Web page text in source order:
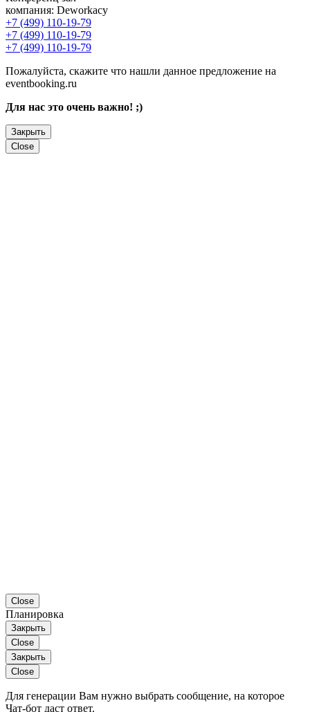
компания: Deworkacy
+7 (499) 110-19-79
+7 (499) 110-19-79
+7 (499) 110-19-79
Пожалуйста, скажите что нашли данное предложение на
eventbooking.ru
Для нас это очень важно! ;)
Закрыть
Close
Close
Планировка
Закрыть
Close
Закрыть
Close
Для генерации Вам нужно выбрать сообщение, на которое
Чат-бот даст ответ.